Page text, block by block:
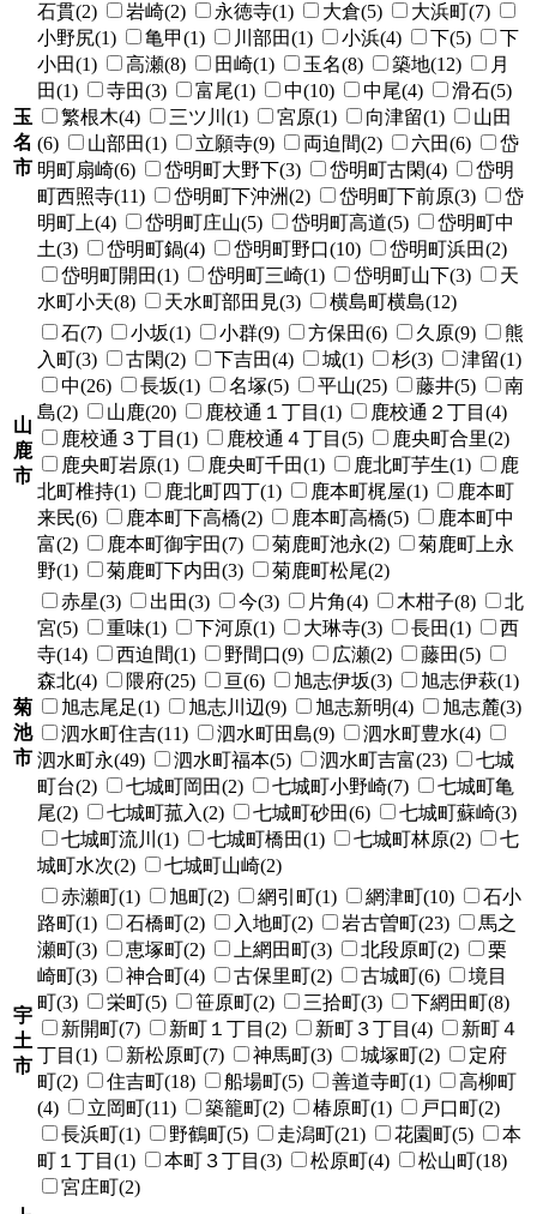
玉
名
市
石貫(2)
岩崎(2) 永徳寺(1) 大倉(5)
大浜町(7)
小野尻(1)
亀甲(1) 川部田(1) 小浜(4) 下(5)
下
小田(1)
高瀬(8) 田崎(1) 玉名(8) 築地(12)
月
田(1)
寺田(3) 富尾(1) 中(10) 中尾(4)
滑石(5)
繁根木(4)
三ツ川(1) 宮原(1) 向津留(1)
山田
(6)
山部田(1) 立願寺(9) 両迫間(2) 六田(6)
岱
明町扇崎(6)
岱明町大野下(3) 岱明町古閑(4)
岱明
町西照寺(11)
岱明町下沖洲(2) 岱明町下前原(3)
岱
明町上(4)
岱明町庄山(5) 岱明町高道(5)
岱明町中
土(3)
岱明町鍋(4) 岱明町野口(10)
岱明町浜田(2)
岱明町開田(1)
岱明町三崎(1) 岱明町山下(3)
天
水町小天(8)
天水町部田見(3) 横島町横島(12)
山
鹿
市
石(7) 小坂(1) 小群(9) 方保田(6) 久原(9)
熊
入町(3)
古閑(2) 下吉田(4) 城(1) 杉(3)
津留(1)
中(26)
長坂(1) 名塚(5) 平山(25) 藤井(5)
南
島(2)
山鹿(20) 鹿校通１丁目(1)
鹿校通２丁目(4)
鹿校通３丁目(1)
鹿校通４丁目(5)
鹿央町合里(2)
鹿央町岩原(1)
鹿央町千田(1) 鹿北町芋生(1)
鹿
北町椎持(1)
鹿北町四丁(1) 鹿本町梶屋(1)
鹿本町
来民(6)
鹿本町下高橋(2) 鹿本町高橋(5)
鹿本町中
富(2)
鹿本町御宇田(7) 菊鹿町池永(2)
菊鹿町上永
野(1)
菊鹿町下内田(3) 菊鹿町松尾(2)
菊
池
市
赤星(3) 出田(3) 今(3) 片角(4) 木柑子(8)
北
宮(5)
重味(1) 下河原(1) 大琳寺(3) 長田(1)
西
寺(14)
西迫間(1) 野間口(9) 広瀬(2)
藤田(5)
森北(4)
隈府(25) 亘(6) 旭志伊坂(3)
旭志伊萩(1)
旭志尾足(1)
旭志川辺(9) 旭志新明(4)
旭志麓(3)
泗水町住吉(11)
泗水町田島(9)
泗水町豊水(4)
泗水町永(49)
泗水町福本(5) 泗水町吉富(23)
七城
町台(2)
七城町岡田(2) 七城町小野崎(7)
七城町亀
尾(2)
七城町菰入(2) 七城町砂田(6)
七城町蘇崎(3)
七城町流川(1)
七城町橋田(1) 七城町林原(2)
七
城町水次(2)
七城町山崎(2)
宇
土
市
赤瀬町(1) 旭町(2) 網引町(1) 網津町(10)
石小
路町(1)
石橋町(2) 入地町(2) 岩古曽町(23)
馬之
瀬町(3)
恵塚町(2) 上網田町(3) 北段原町(2)
栗
崎町(3)
神合町(4) 古保里町(2) 古城町(6)
境目
町(3)
栄町(5) 笹原町(2) 三拾町(3)
下網田町(8)
新開町(7)
新町１丁目(2) 新町３丁目(4)
新町４
丁目(1)
新松原町(7) 神馬町(3) 城塚町(2)
定府
町(2)
住吉町(18) 船場町(5) 善道寺町(1)
高柳町
(4)
立岡町(11) 築籠町(2) 椿原町(1)
戸口町(2)
長浜町(1)
野鶴町(5) 走潟町(21) 花園町(5)
本
町１丁目(1)
本町３丁目(3) 松原町(4)
松山町(18)
宮庄町(2)